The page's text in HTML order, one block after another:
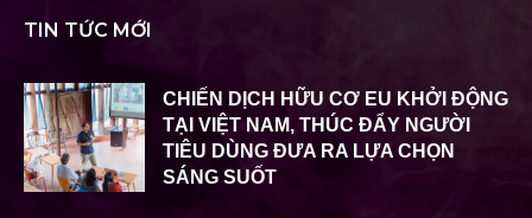
TIN TỨC MỚI
CHIẾN DỊCH HỮU CƠ EU KHỞI ĐỘNG
TẠI VIỆT NAM, THÚC ĐẨY NGƯỜI
TIÊU DÙNG ĐƯA RA LỰA CHỌN
SÁNG SUỐT